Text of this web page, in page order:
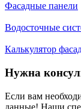
Фасадные панели
Водосточные
Калькулятор
Нужна
Если вам
данные! Наши